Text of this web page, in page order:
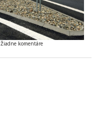
Žiadne komentáre